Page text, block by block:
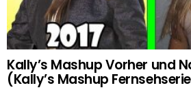
Kally’s Mashup Vorher und
(Kally’s Mashup